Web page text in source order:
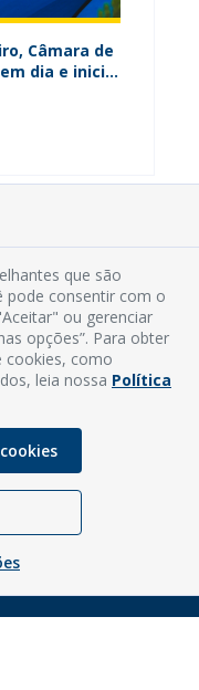
Câmara de
dia e inicia
S/N - Centro
- RN
8h às 12h
de Guamaré - RN |
que são
pode consentir com o
ou gerenciar
opções”. Para obter
cookies, como
leia nossa Política